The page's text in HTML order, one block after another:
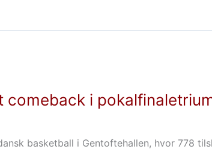
comeback i
basketball i Gentoftehallen, hvor 778